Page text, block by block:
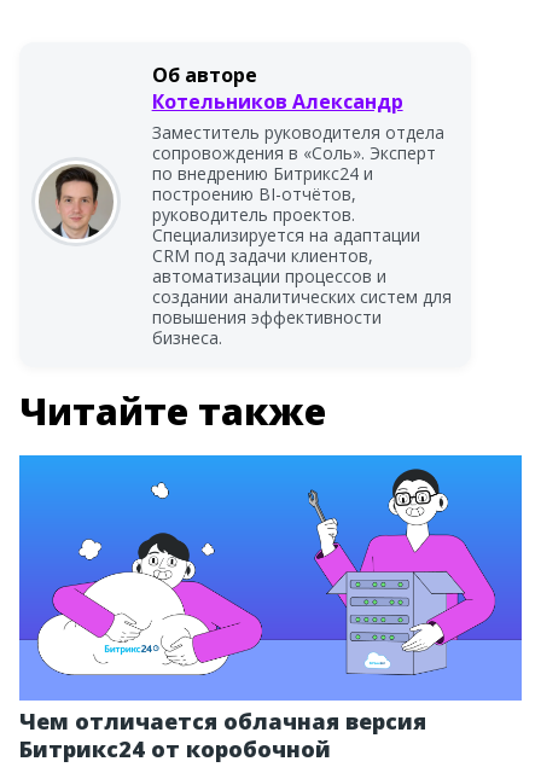
Об авторе
Котельников Александр
Заместитель руководителя отдела
сопровождения в «Соль». Эксперт
по внедрению Битрикс24 и
построению BI-отчётов,
руководитель проектов.
Специализируется на адаптации
CRM под задачи клиентов,
автоматизации процессов и
создании аналитических систем для
повышения эффективности
бизнеса.
Читайте также
Чем отличается облачная версия
Битрикс24 от коробочной